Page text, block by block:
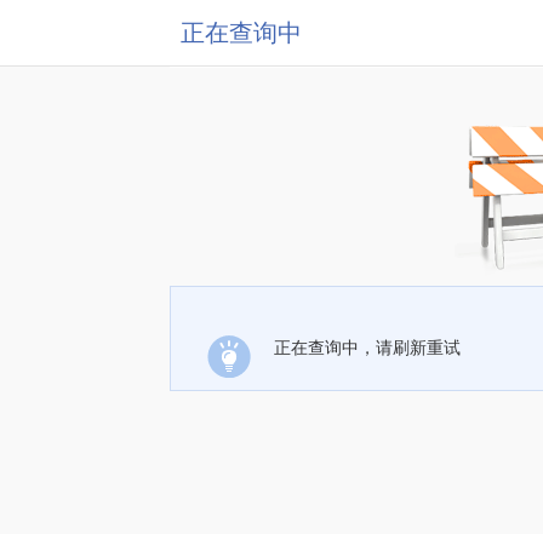
正在查询中
正在查询中，请刷新重试